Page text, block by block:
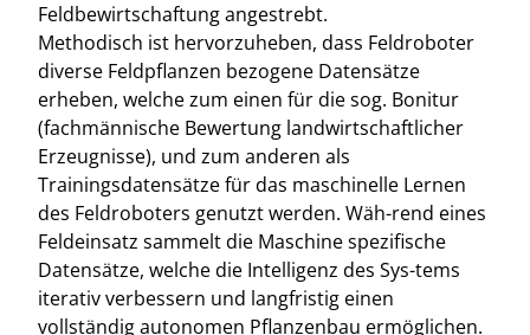
Feldbewirtschaftung angestrebt.
Methodisch ist hervorzuheben, dass Feldroboter
diverse Feldpflanzen bezogene Datensätze
erheben, welche zum einen für die sog. Bonitur
(fachmännische Bewertung landwirtschaftlicher
Erzeugnisse), und zum anderen als
Trainingsdatensätze für das maschinelle Lernen
des Feldroboters genutzt werden. Wäh-rend eines
Feldeinsatz sammelt die Maschine spezifische
Datensätze, welche die Intelligenz des Sys-tems
iterativ verbessern und langfristig einen
vollständig autonomen Pflanzenbau ermöglichen.